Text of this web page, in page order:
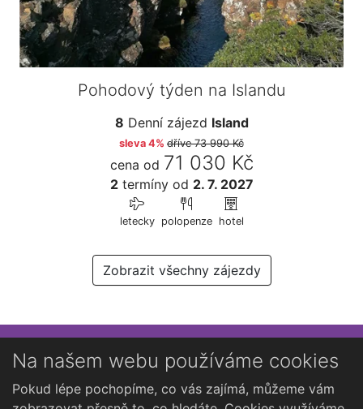
Pohodový týden na Islandu
8 Denní zájezd Island
sleva 4% dříve73 990 Kč
cena od 71 030 Kč
2termínyod 2. 7. 2027
letecky polopenze hotel
Zobrazit všechny zájezdy
Přihlaste se k newsletteru
Chcete dostávat občasné novinky o Kutné Hoře?
Na našem webu používáme cookies
Pokud lépe pochopíme, co vás zajímá, můžeme vám